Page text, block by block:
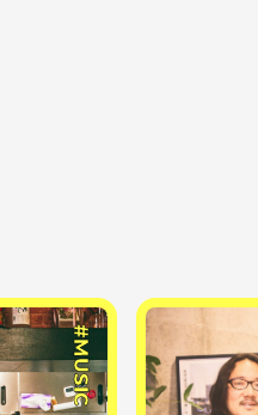
#MUSIC